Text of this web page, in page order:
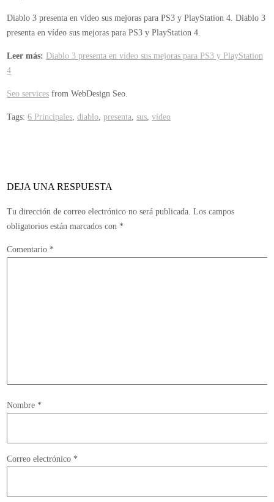
Diablo 3 presenta en vídeo sus mejoras para PS3 y PlayStation 4.Diablo 3
presenta en vídeo sus mejoras para PS3 y PlayStation 4.
Leer más: Diablo 3 presenta en vídeo sus mejoras para PS3 y PlayStation
4
Seo services from WebDesign Seo.
Tags:6 Principales,diablo,presenta,sus,vídeo
DEJA UNA RESPUESTA
Tu dirección de correo electrónico no será publicada. Los campos
obligatorios están marcados con *
Comentario *
Nombre *
Correo electrónico *